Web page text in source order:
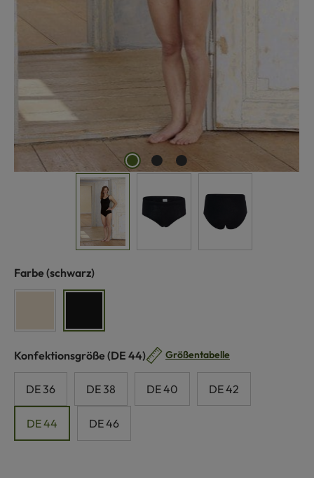
Farbe auswählen
(schwarz)
Konfektionsgröße auswählen
(DE 44) Größentabelle
DE 36 DE 38 DE 40 DE 42
DE 44 DE 46